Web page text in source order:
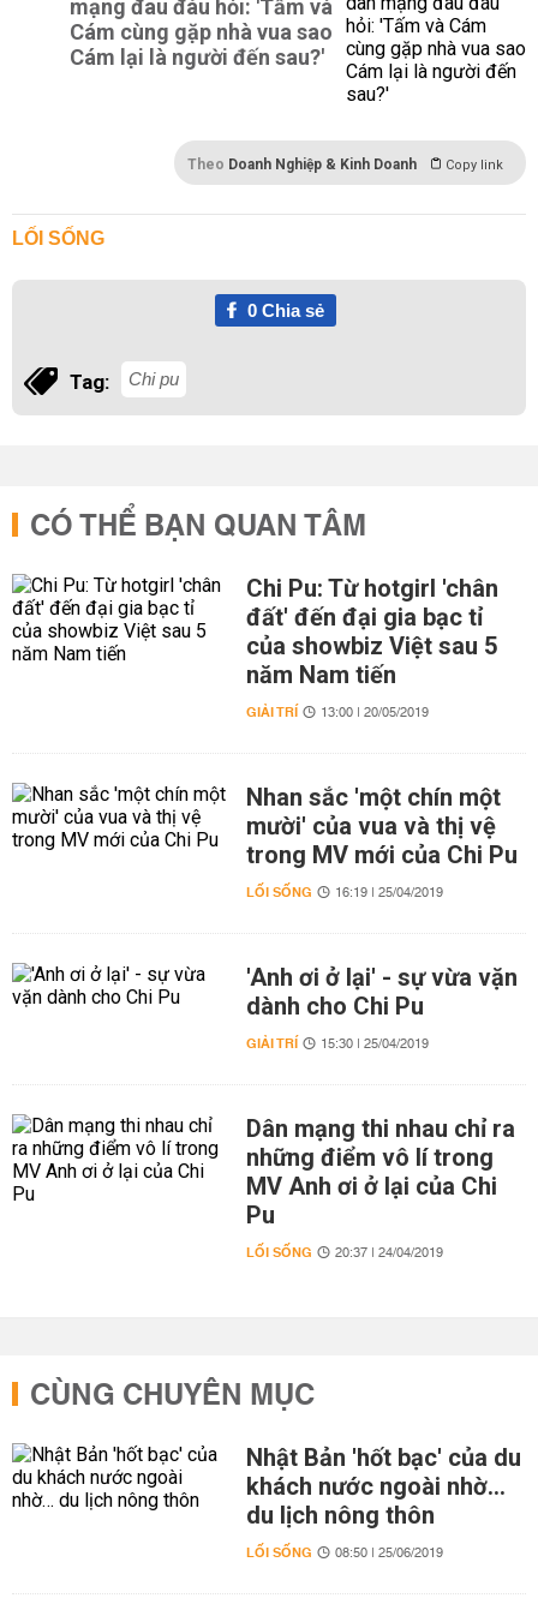
mạng đau đáu hỏi: 'Tấm và
Cám cùng gặp nhà vua sao
Cám lại là người đến sau?'
Theo Doanh Nghiệp & Kinh Doanh Copy link
LỐI SỐNG
0Chia sẻ
Tag: Chi pu
CÓ THỂ BẠN QUAN TÂM
Chi Pu: Từ hotgirl 'chân
đất' đến đại gia bạc tỉ
của showbiz Việt sau 5
năm Nam tiến
GIẢI TRÍ 13:00 | 20/05/2019
Nhan sắc 'một chín một
mười' của vua và thị vệ
trong MV mới của Chi Pu
LỐI SỐNG 16:19 | 25/04/2019
'Anh ơi ở lại' - sự vừa vặn
dành cho Chi Pu
GIẢI TRÍ 15:30 | 25/04/2019
Dân mạng thi nhau chỉ ra
những điểm vô lí trong
MV Anh ơi ở lại của Chi
Pu
LỐI SỐNG 20:37 | 24/04/2019
CÙNG CHUYÊN MỤC
Nhật Bản 'hốt bạc' của du
khách nước ngoài nhờ…
du lịch nông thôn
LỐI SỐNG 08:50 | 25/06/2019